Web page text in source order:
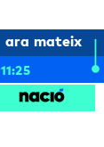
ara mateix
11:25
CRIANÇA